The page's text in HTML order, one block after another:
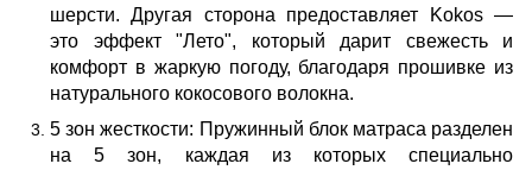
шерсти. Другая сторона предоставляет Kokos —
это эффект "Лето", который дарит свежесть и
комфорт в жаркую погоду, благодаря прошивке из
натурального кокосового волокна.
5 зон жесткости: Пружинный блок матраса разделен
на 5 зон, каждая из которых специально